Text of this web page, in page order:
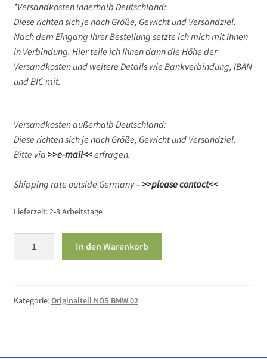
*Versandkosten innerhalb Deutschland:
Diese richten sich je nach Größe, Gewicht und Versandziel.
Nach dem Eingang Ihrer Bestellung setzte ich mich mit Ihnen
in Verbindung. Hier teile ich Ihnen dann die Höhe der
Versandkosten und weitere Details wie Bankverbindung, IBAN
und BIC mit.
Versandkosten außerhalb Deutschland:
Diese richten sich je nach Größe, Gewicht und Versandziel.
Bitte via >>e-mail<<erfragen.
Shipping rate outside Germany –>>please contact<<
Lieferzeit:2-3 Arbeitstage
Aufkleber
In den Warenkorb
Kategorie:Originalteil NOS BMW 02